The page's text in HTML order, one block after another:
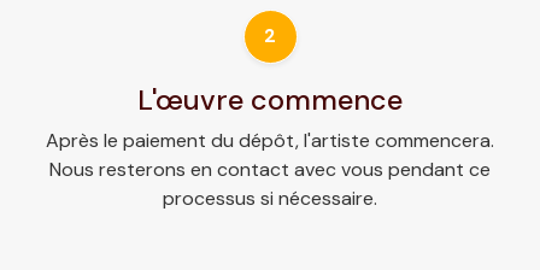
2
L'œuvre commence
Après le paiement du dépôt, l'artiste commencera.
Nous resterons en contact avec vous pendant ce
processus si nécessaire.